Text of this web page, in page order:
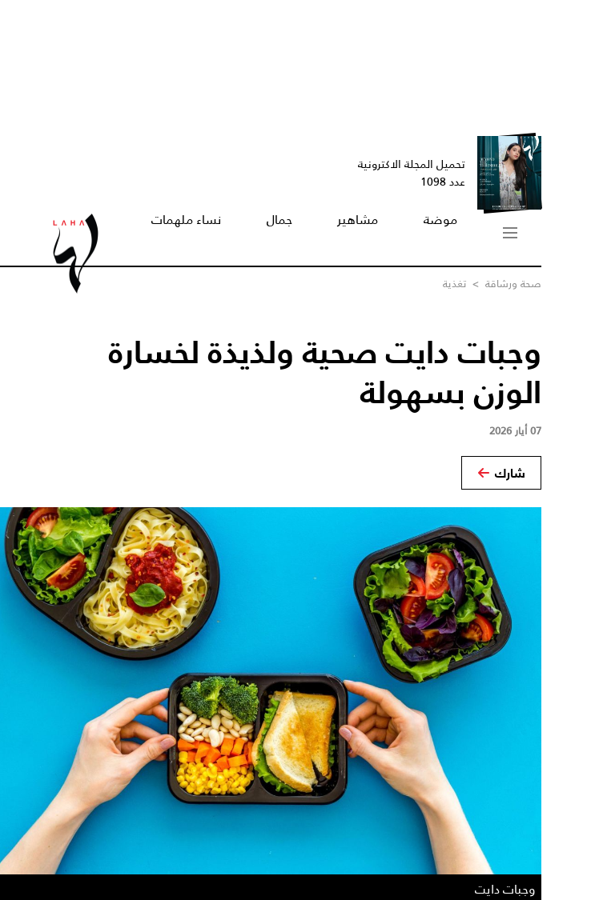
تحميل المجلة الاكترونية
عدد 1098
موضة مشاهير جمال نساء ملهمات
صحة ورشاقة > تغذية
وجبات دايت صحية ولذيذة لخسارة
الوزن بسهولة
07 أيار 2026
شارك
وجبات دايت